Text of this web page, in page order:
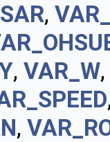
,
, VAR_W,
,